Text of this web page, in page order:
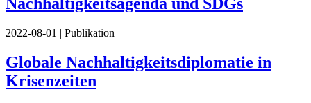
2022-08-01 | Publikation
Globale Nachhaltigkeitsdiplomatie in
Krisenzeiten